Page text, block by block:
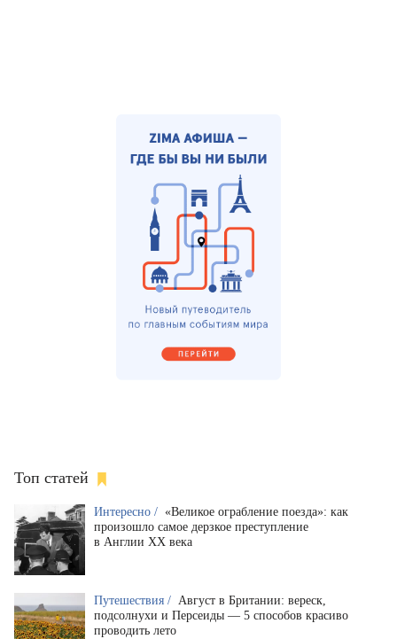
Топ статей
Интересно / «Великое ограбление поезда»: как
произошло самое дерзкое преступление
в Англии XX века
Путешествия / Август в Британии: вереск,
подсолнухи и Персеиды — 5 способов красиво
проводить лето